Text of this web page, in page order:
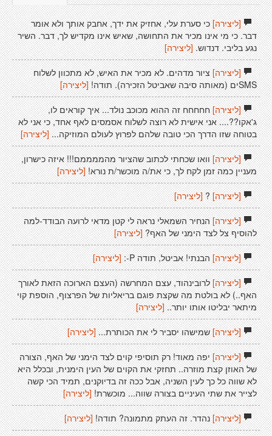
[ליצירה]כי סערת עלי, אחזיק את ידך, אחבק אותך ולא אומר
דבר. כי מי אינו מכיר את התחושה, שאיש אינו מקדיש לך, דבר. השיר
נגע בליבי. דנדוש.[ליצירה]
[ליצירה]ציור מדהים. לא מכיר את האיש, לא מתכוון לשלוח
SMSים (מאותה סיבה שאביטל הזכירה). תודה!
[ליצירה]
[ליצירה]חחחחח זה ההוא מכוכב נולד... איך קוראים לו,
ג'אקו??.... אני אישית לא רוצה לשלוח אסמסים לאף אחד, כי אני לא
בטוחה שזו הדרך הכי טובה שלהם לפרוץ לעולם המוזיקה... [ליצירה]
[ליצירה]וואו שכחתי לכתוב שהציור מהממממם!!! איזה כישרון,
מעניין כמה זמן לקח לך, כי את/ה מוכשר/ת נורא! [ליצירה]
[ליצירה]? [ליצירה]
[ליצירה]הנחיר השמאלי נראה לי קטן מדאי לרועה הבודד-למה
להוסיף צל לצד הימני של האף? [ליצירה]
[ליצירה]הבנתי! אביטל, תודה P-: [ליצירה]
[ליצירה]לרובינהוד, עצם המחרשה (העצם הארוכה הזאת לאורך
האף..) לא בולטת מה שקצת פוגם בריאליות של הפרצוף, הוספת קוי
מיתאר יבליטו אותו יותר.. [ליצירה]
[ליצירה]שמישהו יסביר לי את הכותרת... [ליצירה]
[ליצירה]יפה מאוד! רק תוסיפי קוים לצד הימני של האף, הצורה
של האוזן קצת מוזרה.. תחזקי את הקוים של העין הימנית, ובכלל היא
לא שווה כל כך לעין השניה, אבל ככה זה בדיוקנים, תמיד הכי קשה
לצייר את שתי העיניים בצורה שווה... מוכשרת! [ליצירה]
[ליצירה]נהדר. זה העתק מתמונה? תודה! [ליצירה]